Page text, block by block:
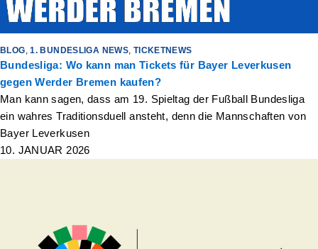
BLOG ,1. BUNDESLIGA NEWS TICKETNEWS
Bundesliga: Wo kann man Tickets für Bayer Leverkusen
gegen Werder Bremen kaufen?
Man kann sagen, dass am 19. Spieltag der Fußball Bundesliga
ein wahres Traditionsduell ansteht, denn die Mannschaften von
Bayer Leverkusen
10. JANUAR 2026